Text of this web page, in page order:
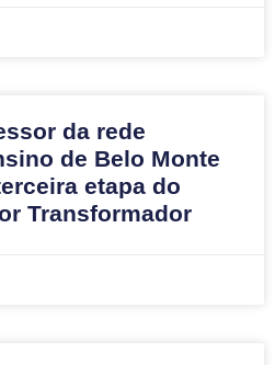
da rede
de Belo Monte
etapa do
Transformador